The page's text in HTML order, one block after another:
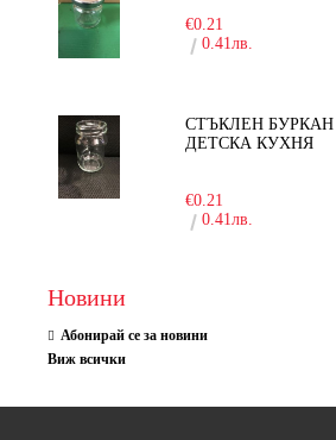
€0.21
0.41лв.
СТЪКЛЕН БУРКАН
ДЕТСКА КУХНЯ
€0.21
0.41лв.
Новини
Абонирай се за новини
Виж всички